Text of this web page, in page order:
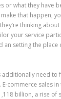
or what they have
that happen,
thinking
your service
an setting the
need to
commerce sales
billion, a rise of